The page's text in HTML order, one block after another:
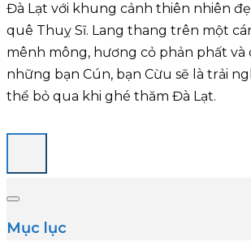
Đà Lạt với khung cảnh thiên nhiên
quê Thuỵ Sĩ. Lang thang trên một
mênh mông, hương cỏ phản phất và
những bạn Cún, bạn Cừu sẽ là trải
thể bỏ qua khi ghé thăm Đà Lạt.
Mục lục